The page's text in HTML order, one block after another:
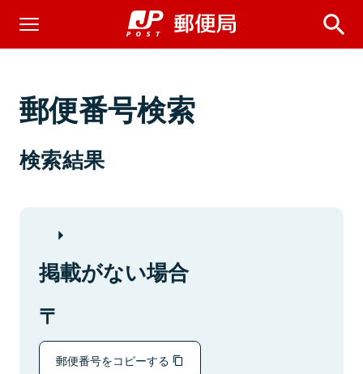
郵便番号検索
検索結果
掲載がない場合
郵便番号をコピーする